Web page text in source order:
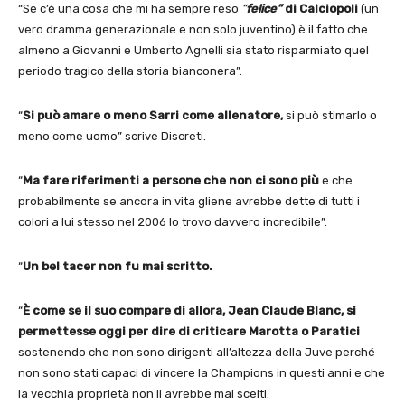
“Se c’è una cosa che mi ha sempre reso “felice”di Calciopoli (un
vero dramma generazionale e non solo juventino) è il fatto che
almeno a Giovanni e Umberto Agnelli sia stato risparmiato quel
periodo tragico della storia bianconera”.
“Si può amare o meno Sarri come allenatore,si può stimarlo o
meno come uomo” scrive Discreti.
“Ma fare riferimenti a persone che non ci sono più e che
probabilmente se ancora in vita gliene avrebbe dette di tutti i
colori a lui stesso nel 2006 lo trovo davvero incredibile”.
“Un bel tacer non fu mai scritto.
“È come se il suo compare di allora, Jean Claude Blanc, si
permettesse oggi per dire di criticare Marotta o Paratici
sostenendo che non sono dirigenti all’altezza della Juve perché
non sono stati capaci di vincere la Champions in questi anni e che
la vecchia proprietà non li avrebbe mai scelti.